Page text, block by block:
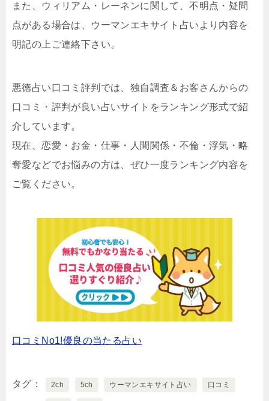
また、ウィリアム・レーネンに関して、不明点・疑問
点がある場合は、ウーマンエキサイト占いより内容を
明記の上ご連絡下さい。
悪徳占い口コミ評判では、独自調査＆お客さんからの
口コミ・評判が良い占いサイトをランキング形式で紹
介しています。
現在、恋愛・お金・仕事・人間関係・不倫・浮気・略
奪愛などでお悩みの方は、ぜひ一度ランキング内容を
ご覧ください。
口コミNo1!優良の当たる占い
タグ 2ch 5ch ウーマンエキサイト占い 口コミ